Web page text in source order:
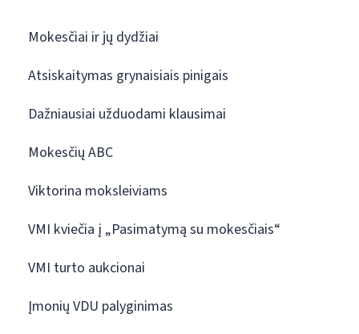
Mokesčiai ir jų dydžiai
Atsiskaitymas grynaisiais pinigais
Dažniausiai užduodami klausimai
Mokesčių ABC
Viktorina moksleiviams
VMI kviečia į „Pasimatymą su mokesčiais“
VMI turto aukcionai
Įmonių VDU palyginimas